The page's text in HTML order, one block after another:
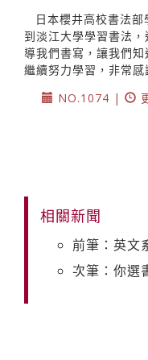
日本櫻井高校書法
到淡江大學學習書法
導我們書寫，讓我們
繼續努力學習，非常感
NO.1074 |
相關新聞
前筆：英文
次筆：你選